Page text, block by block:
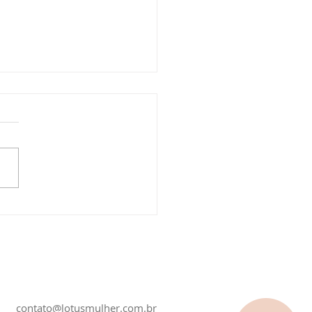
contato@lotusmulher.com.br